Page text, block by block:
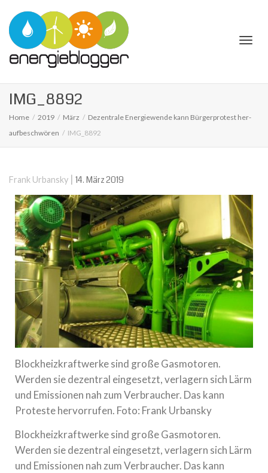
IMG_8892
Home 2019 März
Dezen­trale Ener­gie­wende kann Bür­ger­pro­test her­
auf­be­schwö­ren
IMG_8892
Frank Urbansky | 14. März 2019
Blockheizkraftwerke sind große Gasmotoren.
Werden sie dezentral eingesetzt, verlagern sich Lärm
und Emissionen nah zum Verbraucher. Das kann
Proteste hervorrufen. Foto: Frank Urbansky
Blockheizkraftwerke sind große Gasmotoren.
Werden sie dezentral eingesetzt, verlagern sich Lärm
und Emissionen nah zum Verbraucher. Das kann